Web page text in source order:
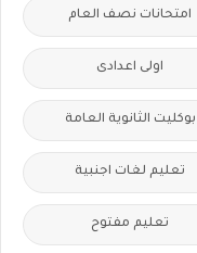
امتحانات نصف العام
اولى اعدادى
بوكليت الثانوية العامة
تعليم لغات اجنبية
تعليم مفتوح